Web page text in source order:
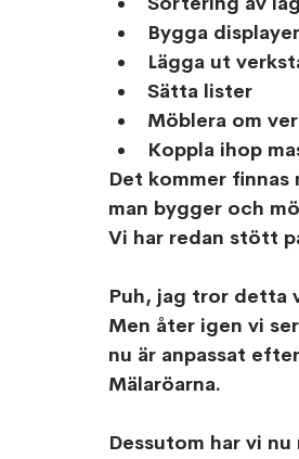
Bygga
Lägga ut
Sätta lister
Möblera om
Koppla ihop
Det kommer finnas
man bygger och
Vi har redan stött
Puh, jag tror detta
Men åter igen vi
nu är anpassat
Mälaröarna.
Dessutom har vi